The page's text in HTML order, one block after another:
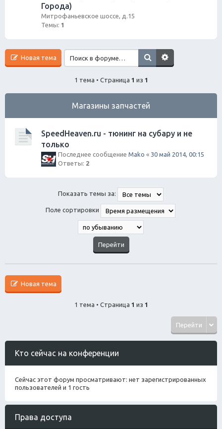
Города)
Митрофаньевское шоссе, д.15
Темы: 1
Новая тема
1 тема • Страница 1 из 1
Магазины запчастей
SpeedHeaven.ru - тюнинг на субару и не
только
Последнее сообщение Mako « 30 май 2014, 00:15
Ответы: 2
Показать темы за:
Поле сортировки
Новая тема
1 тема • Страница 1 из 1
Перейти
Кто сейчас на конференции
Сейчас этот форум просматривают: нет зарегистрированных
пользователей и 1 гость
Права доступа